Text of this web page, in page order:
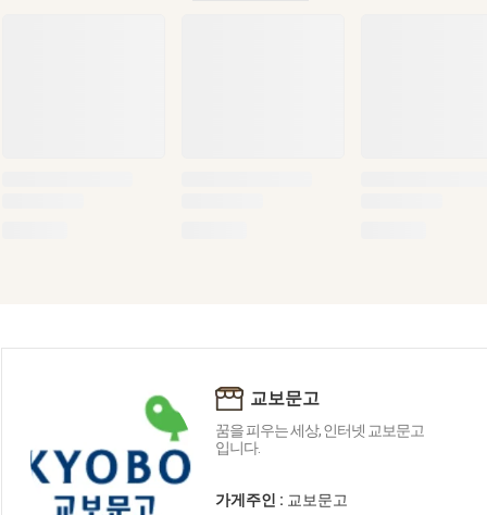
교보문고
꿈을 피우는 세상, 인터넷 교보문고
입니다.
가게주인 : 교보문고